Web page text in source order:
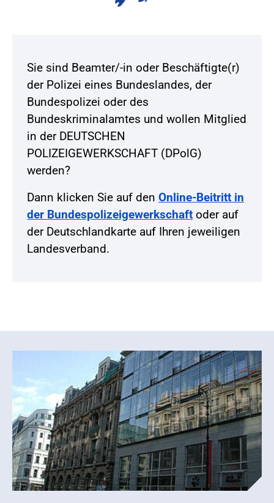
Sie sind Beamter/-in oder Beschäftigte(r)
der Polizei eines Bundeslandes, der
Bundespolizei oder des
Bundeskriminalamtes und wollen Mitglied
in der DEUTSCHEN
POLIZEIGEWERKSCHAFT (DPolG)
werden?
Dann klicken Sie auf den Online-Beitritt in
der Bundespolizeigewerkschaft oder auf
der Deutschlandkarte auf Ihren jeweiligen
Landesverband.